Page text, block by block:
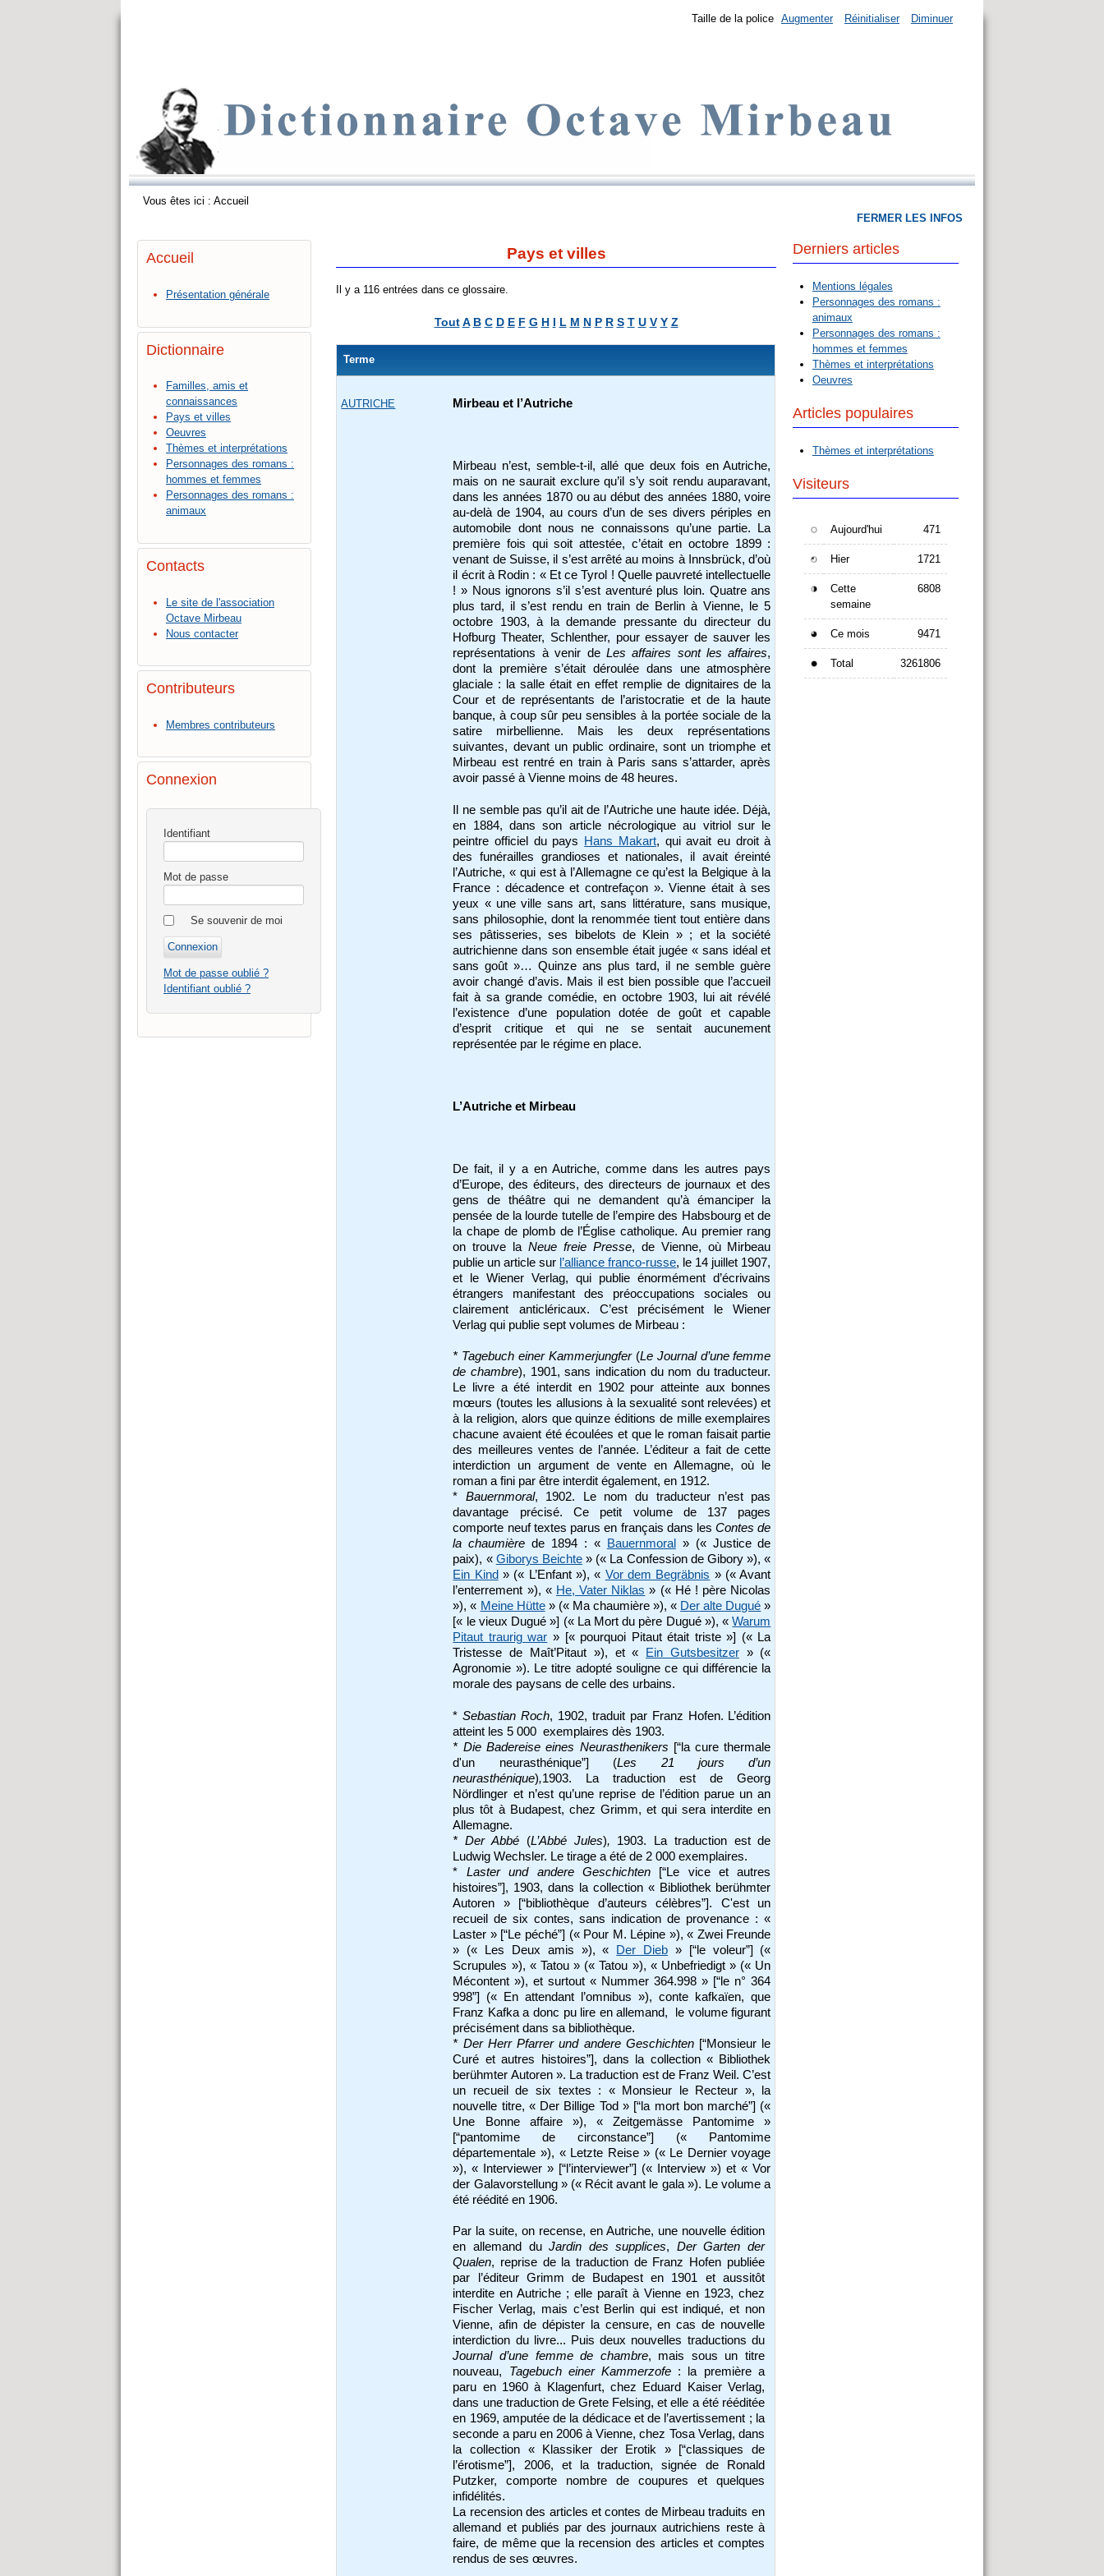
Taille de la police Augmenter Réinitialiser Diminuer
Vous êtes ici : Accueil
Accueil
Présentation générale
Dictionnaire
Familles, amis et
connaissances
Pays et villes
Oeuvres
Thèmes et interprétations
Personnages des romans :
hommes et femmes
Personnages des romans :
animaux
Contacts
Le site de l'association
Octave Mirbeau
Nous contacter
Contributeurs
Membres contributeurs
Connexion
Identifiant
Mot de passe
Se souvenir de moi
Mot de passe oublié ?
Identifiant oublié ?
Pays et villes
Il y a 116 entrées dans ce glossaire.
Tout A B C D E F G H I L M N P R S T U V Y Z
Terme
AUTRICHE Mirbeau et l’Autriche
Mirbeau n’est, semble-t-il, allé que deux fois en Autriche,
mais on ne saurait exclure qu’il s’y soit rendu auparavant,
dans les années 1870 ou au début des années 1880, voire
au-delà de 1904, au cours d’un de ses divers périples en
automobile dont nous ne connaissons qu’une partie. La
première fois qui soit attestée, c’était en octobre 1899 :
venant de Suisse, il s’est arrêté au moins à Innsbrück, d’où
il écrit à Rodin : « Et ce Tyrol ! Quelle pauvreté intellectuelle
! » Nous ignorons s’il s’est aventuré plus loin. Quatre ans
plus tard, il s’est rendu en train de Berlin à Vienne, le 5
octobre 1903, à la demande pressante du directeur du
Hofburg Theater, Schlenther, pour essayer de sauver les
représentations à venir de Les affaires sont les affaires,
dont la première s’était déroulée dans une atmosphère
glaciale : la salle était en effet remplie de dignitaires de la
Cour et de représentants de l’aristocratie et de la haute
banque, à coup sûr peu sensibles à la portée sociale de la
satire mirbellienne. Mais les deux représentations
suivantes, devant un public ordinaire, sont un triomphe et
Mirbeau est rentré en train à Paris sans s’attarder, après
avoir passé à Vienne moins de 48 heures.
Il ne semble pas qu’il ait de l’Autriche une haute idée. Déjà,
en 1884, dans son article nécrologique au vitriol sur le
peintre officiel du pays Hans Makart, qui avait eu droit à
des funérailles grandioses et nationales, il avait éreinté
l’Autriche, « qui est à l’Allemagne ce qu’est la Belgique à la
France : décadence et contrefaçon ». Vienne était à ses
yeux « une ville sans art, sans littérature, sans musique,
sans philosophie, dont la renommée tient tout entière dans
ses pâtisseries, ses bibelots de Klein » ; et la société
autrichienne dans son ensemble était jugée « sans idéal et
sans goût »… Quinze ans plus tard, il ne semble guère
avoir changé d’avis. Mais il est bien possible que l’accueil
fait à sa grande comédie, en octobre 1903, lui ait révélé
l’existence d’une population dotée de goût et capable
d’esprit critique et qui ne se sentait aucunement
représentée par le régime en place.
L’Autriche et Mirbeau
De fait, il y a en Autriche, comme dans les autres pays
d’Europe, des éditeurs, des directeurs de journaux et des
gens de théâtre qui ne demandent qu’à émanciper la
pensée de la lourde tutelle de l’empire des Habsbourg et de
la chape de plomb de l’Église catholique. Au premier rang
on trouve laNeue freie Presse, de Vienne, où Mirbeau
publie un article sur l’alliance franco-russe, le 14 juillet 1907,
et le Wiener Verlag, qui publie énormément d’écrivains
étrangers manifestant des préoccupations sociales ou
clairement anticléricaux. C’est précisément le Wiener
Verlag qui publie sept volumes de Mirbeau :
* Tagebuch einer Kammerjungfer (Le Journal d’une femme
de chambre), 1901, sans indication du nom du traducteur.
Le livre a été interdit en 1902 pour atteinte aux bonnes
mœurs (toutes les allusions à la sexualité sont relevées) et
à la religion, alors que quinze éditions de mille exemplaires
chacune avaient été écoulées et que le roman faisait partie
des meilleures ventes de l’année. L’éditeur a fait de cette
interdiction un argument de vente en Allemagne, où le
roman a fini par être interdit également, en 1912.
* Bauernmoral, 1902. Le nom du traducteur n’est pas
davantage précisé. Ce petit volume de 137 pages
comporte neuf textes parus en français dans lesContes de
la chaumièrede 1894 : « Bauernmoral
» (« Justice de
paix), « Giborys Beichte» (« La Confession de Gibory »), «
Ein Kind » (« L’Enfant »), « Vor dem Begräbnis » (« Avant
l’enterrement »), « He, Vater Niklas » (« Hé ! père Nicolas
»), « Meine Hütte» (« Ma chaumière »), « Der alte Dugué »
[« le vieux Dugué »] (« La Mort du père Dugué »), «Warum
Pitaut traurig war » [« pourquoi Pitaut était triste »] (« La
Tristesse de Maît’Pitaut »), et «
Ein Gutsbesitzer» («
Agronomie »). Le titre adopté souligne ce qui différencie la
morale des paysans de celle des urbains.
*Sebastian Roch, 1902, traduit par Franz Hofen. L’édition
atteint les 5 000 exemplaires dès 1903.
* Die Badereise eines Neurasthenikers [“la cure thermale
d'un neurasthénique”] (Les 21 jours d’un
neurasthénique),1903. La traduction est de Georg
Nördlinger et n’est qu’une reprise de l’édition parue un an
plus tôt à Budapest, chez Grimm, et qui sera interdite en
Allemagne.
* Der Abbé (L’Abbé Jules), 1903. La traduction est de
Ludwig Wechsler. Le tirage a été de 2 000 exemplaires.
* Laster und andere Geschichten
[“Le vice et autres
histoires”], 1903, dans la collection « Bibliothek berühmter
Autoren » [“bibliothèque d’auteurs célèbres”]. C'est un
recueil de six contes, sans indication de provenance : «
Laster » [“Le péché”] (« Pour M. Lépine »), « Zwei Freunde
» (« Les Deux amis »), «
Der Dieb » [“le voleur”] («
Scrupules »), « Tatou » (« Tatou »), « Unbefriedigt » (« Un
Mécontent »), et surtout « Nummer 364.998 » [“le n° 364
998”] (« En attendant l’omnibus »), conte kafkaïen, que
Franz Kafka a donc pu lire en allemand, le volume figurant
précisément dans sa bibliothèque.
* Der Herr Pfarrer und andere Geschichten [“Monsieur le
Curé et autres histoires”], dans la collection « Bibliothek
berühmter Autoren ». La traduction est de Franz Weil. C’est
un recueil de six textes : « Monsieur le Recteur », la
nouvelle titre, « Der Billige Tod » [“la mort bon marché”] («
Une Bonne affaire »), « Zeitgemässe Pantomime »
[“pantomime de circonstance”] (« Pantomime
départementale »), « Letzte Reise » (« Le Dernier voyage
»), « Interviewer » [“l’interviewer”] (« Interview ») et « Vor
der Galavorstellung » (« Récit avant le gala »). Le volume a
été réédité en 1906.
Par la suite, on recense, en Autriche, une nouvelle édition
en allemand duJardin des supplices, Der Garten der
Qualen, reprise de la traduction de Franz Hofen publiée
par l’éditeur Grimm de Budapest en 1901 et aussitôt
interdite en Autriche ; elle paraît à Vienne en 1923, chez
Fischer Verlag, mais c’est Berlin qui est indiqué, et non
Vienne, afin de dépister la censure, en cas de nouvelle
interdiction du livre... Puis deux nouvelles traductions du
Journal d’une femme de chambre, mais sous un titre
nouveau, Tagebuch einer Kammerzofe : la première a
paru en 1960 à Klagenfurt, chez Eduard Kaiser Verlag,
dans une traduction de Grete Felsing, et elle a été rééditée
en 1969, amputée de la dédicace et de l’avertissement ; la
seconde a paru en 2006 à Vienne, chez Tosa Verlag, dans
la collection « Klassiker der Erotik » [“classiques de
l’érotisme”], 2006, et la traduction, signée de Ronald
Putzker, comporte nombre de coupures et quelques
infidélités.
La recension des articles et contes de Mirbeau traduits en
allemand et publiés par des journaux autrichiens reste à
faire, de même que la recension des articles et comptes
rendus de ses œuvres.
FERMER LES INFOS
Derniers articles
Mentions légales
Personnages des romans :
animaux
Personnages des romans :
hommes et femmes
Thèmes et interprétations
Oeuvres
Articles populaires
Thèmes et interprétations
Visiteurs
Aujourd'hui 471
Hier 1721
Cette
semaine
6808
Ce mois 9471
Total 3261806